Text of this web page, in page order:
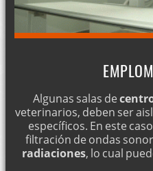
Algunas salas de
veterinarios, deben ser
específicos. En este
filtración de ondas
radiaciones, lo cual